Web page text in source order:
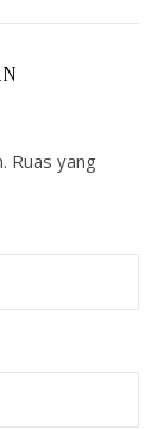
Ruas yang